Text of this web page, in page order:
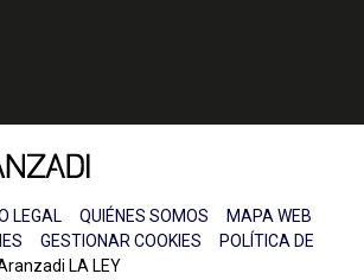
LEGAL QUIÉNES SOMOS
MAPA WEB
GESTIONAR COOKIES
POLÍTICA DE
LA LEY